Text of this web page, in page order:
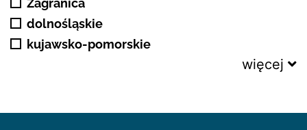
Zagranica
dolnośląskie
kujawsko-pomorskie
więcej